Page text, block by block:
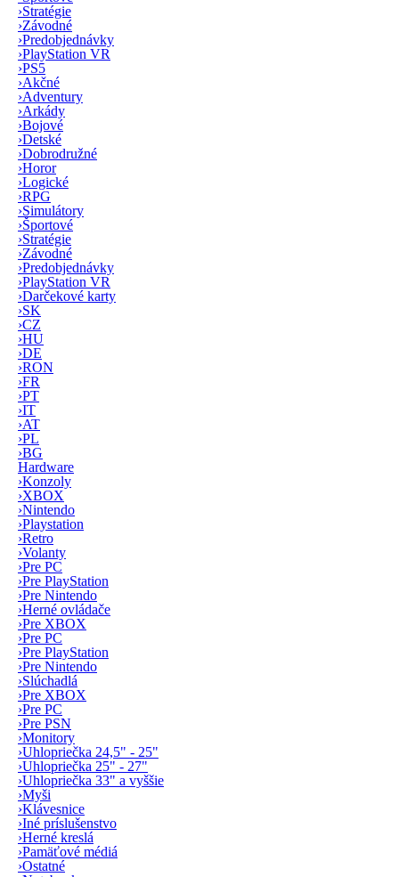
›Stratégie
›Závodné
›Predobjednávky
›PlayStation VR
›PS5
›Akčné
›Adventury
›Arkády
›Bojové
›Detské
›Dobrodružné
›Horor
›Logické
›RPG
›Simulátory
›Športové
›Stratégie
›Závodné
›Predobjednávky
›PlayStation VR
›Darčekové karty
›SK
›CZ
›HU
›DE
›RON
›FR
›PT
›IT
›AT
›PL
›BG
Hardware
›Konzoly
›XBOX
›Nintendo
›Playstation
›Retro
›Volanty
›Pre PC
›Pre PlayStation
›Pre Nintendo
›Herné ovládače
›Pre XBOX
›Pre PC
›Pre PlayStation
›Pre Nintendo
›Slúchadlá
›Pre XBOX
›Pre PC
›Pre PSN
›Monitory
›Uhlopriečka 24,5" - 25"
›Uhlopriečka 25" - 27"
›Uhlopriečka 33" a vyššie
›Myši
›Klávesnice
›Iné príslušenstvo
›Herné kreslá
›Pamäťové médiá
›Ostatné